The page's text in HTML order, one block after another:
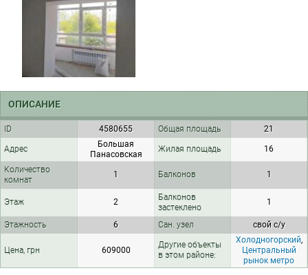
ОПИСАНИЕ
ID 4580655 Общая площадь 21
Адрес
Большая
Панасовская
Жилая площадь 16
Количество
комнат
1 Балконов 1
Этаж 2
Балконов
застеклено
1
Этажность 6 Сан. узел свой с/у
Цена, грн 609000
Другие объекты
в этом районе:
Холодногорский,
Центральный
рынок метро